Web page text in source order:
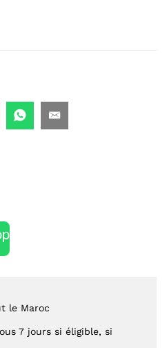
le Maroc
7 jours si éligible, si